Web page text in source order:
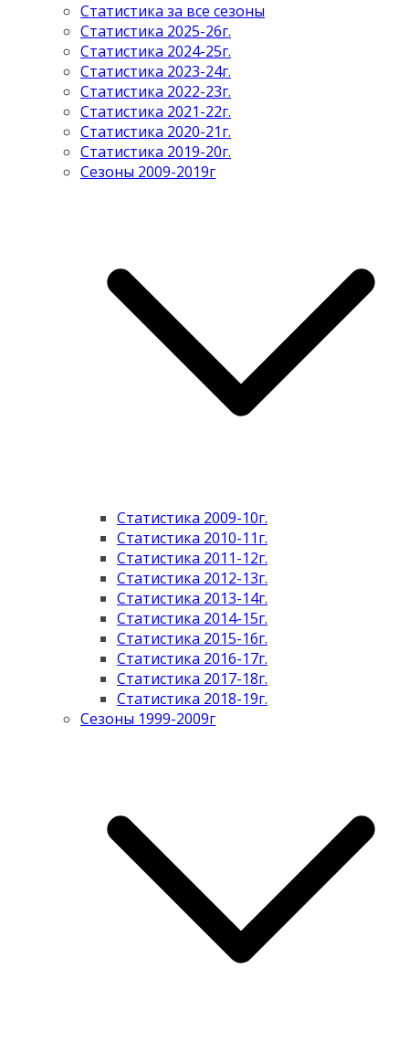
Статистика за все сезоны
Статистика 2025-26г.
Статистика 2024-25г.
Статистика 2023-24г.
Статистика 2022-23г.
Статистика 2021-22г.
Статистика 2020-21г.
Статистика 2019-20г.
Сезоны 2009-2019г
Статистика 2009-10г.
Статистика 2010-11г.
Статистика 2011-12г.
Статистика 2012-13г.
Статистика 2013-14г.
Статистика 2014-15г.
Статистика 2015-16г.
Статистика 2016-17г.
Статистика 2017-18г.
Статистика 2018-19г.
Сезоны 1999-2009г